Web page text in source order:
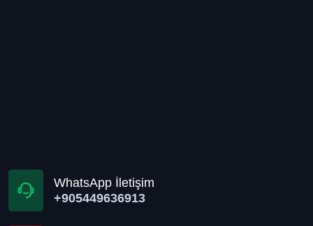
WhatsApp İletişim
+905449636913